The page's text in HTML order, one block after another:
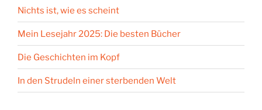
Nichts ist, wie es scheint
Mein Lesejahr 2025: Die besten Bücher
Die Geschichten im Kopf
In den Strudeln einer sterbenden Welt